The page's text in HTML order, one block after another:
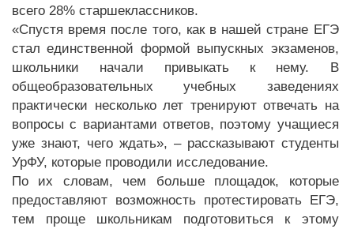
всего 28% старшеклассников.
«Спустя время после того, как в нашей стране ЕГЭ
стал единственной формой выпускных экзаменов,
школьники начали привыкать к нему. В
общеобразовательных учебных заведениях
практически несколько лет тренируют отвечать на
вопросы с вариантами ответов, поэтому учащиеся
уже знают, чего ждать», – рассказывают студенты
УрФУ, которые проводили исследование.
По их словам, чем больше площадок, которые
предоставляют возможность протестировать ЕГЭ,
тем проще школьникам подготовиться к этому